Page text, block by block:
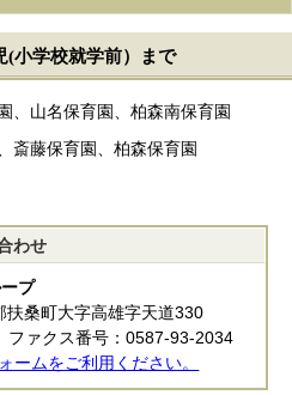
(小学校就学前）まで
山名保育園、柏森南保育園
藤保育園、柏森保育園
わせ
プ
桑町大字高雄字天道330
ァクス番号：0587-93-2034
ームをご利用ください。